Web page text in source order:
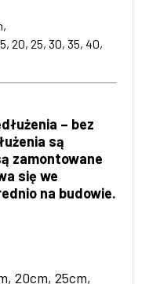
20, 25, 30, 35, 40,
– bez
są
zamontowane
się we
na budowie.
20cm, 25cm,